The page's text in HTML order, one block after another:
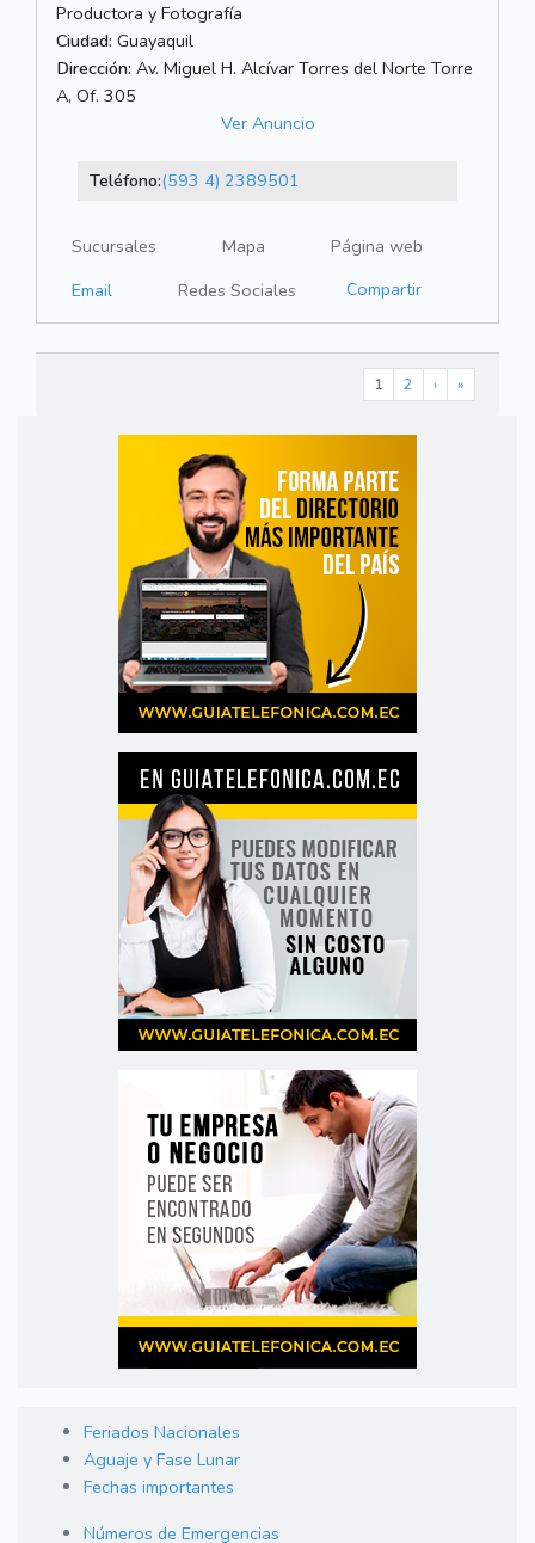
Productora y Fotografía
Ciudad: Guayaquil
Dirección: Av. Miguel H. Alcívar Torres del Norte Torre
A, Of. 305
Ver Anuncio
Teléfono:(593 4) 2389501
Sucursales Mapa
Página web
Email
Redes Sociales Compartir
1 2 › »
Feriados Nacionales
Aguaje y Fase Lunar
Fechas importantes
Números de Emergencias